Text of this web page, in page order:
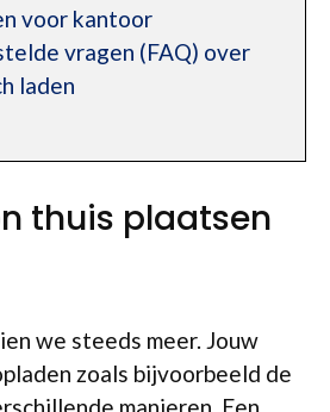
voor kantoor
vragen (FAQ) over
laden
thuis plaatsen
we steeds meer. Jouw
zoals bijvoorbeeld de